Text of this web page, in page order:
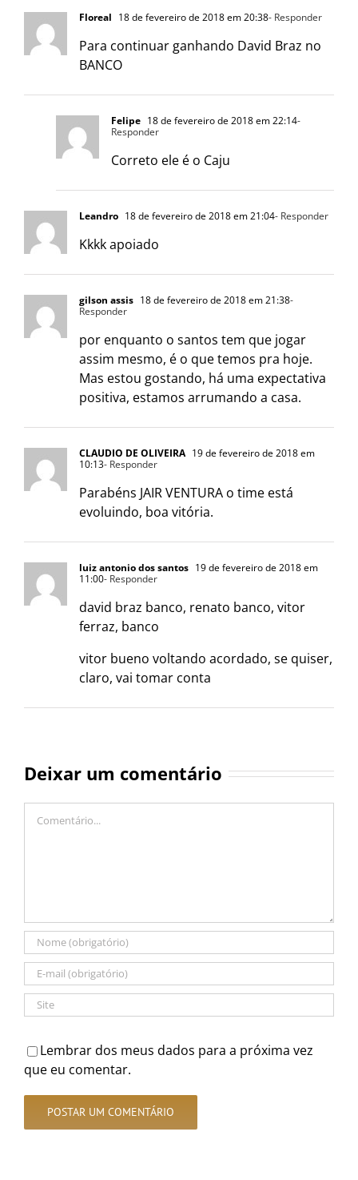
Floreal 18 de fevereiro de 2018 em 20:38- Responder
Para continuar ganhando David Braz no
BANCO
Felipe 18 de fevereiro de 2018 em 22:14-
Responder
Correto ele é o Caju
Leandro 18 de fevereiro de 2018 em 21:04- Responder
Kkkk apoiado
gilson assis 18 de fevereiro de 2018 em 21:38-
Responder
por enquanto o santos tem que jogar
assim mesmo, é o que temos pra hoje.
Mas estou gostando, há uma expectativa
positiva, estamos arrumando a casa.
CLAUDIO DE OLIVEIRA 19 de fevereiro de 2018 em
10:13- Responder
Parabéns JAIR VENTURA o time está
evoluindo, boa vitória.
luiz antonio dos santos 19 de fevereiro de 2018 em
11:00- Responder
david braz banco, renato banco, vitor
ferraz, banco
vitor bueno voltando acordado, se quiser,
claro, vai tomar conta
Deixar um comentário
Lembrar dos meus dados para a próxima vez
que eu comentar.